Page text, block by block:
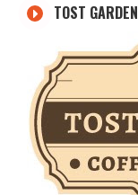
TOST GARDEN